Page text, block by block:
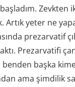
başladım. Zevkten
Artık yeter ne
prezarvatif
Prezarvatifi
benden başka
ama şimdilik